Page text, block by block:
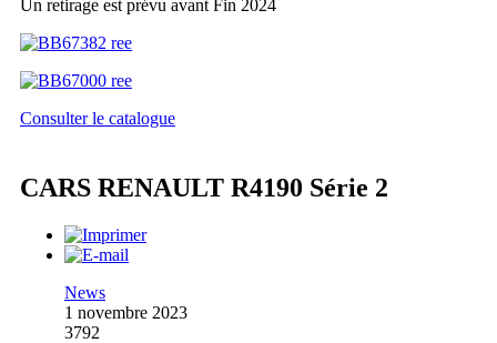
Un retirage est prévu avant Fin 2024
Consulter le catalogue
CARS RENAULT R4190 Série 2
News
1 novembre 2023
3792